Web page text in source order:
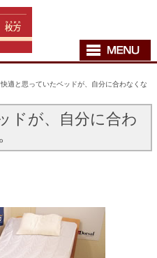
と思っていたベッドが、自分に合わなくな
ドが、自分に合わ